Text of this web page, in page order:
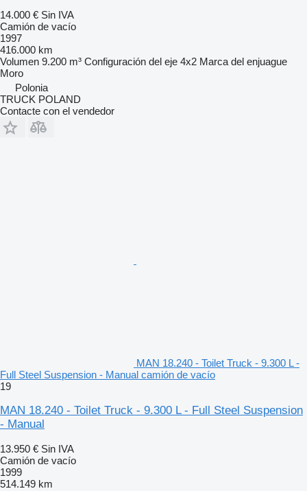
14.000 € Sin IVA
Camión de vacío
1997
416.000 km
Volumen 9.200 m³ Configuración del eje 4x2 Marca del enjuague
Moro
Polonia
TRUCK POLAND
Contacte con el vendedor
MAN 18.240 - Toilet Truck - 9.300 L -
Full Steel Suspension - Manual camión de vacío
19
MAN 18.240 - Toilet Truck - 9.300 L - Full Steel Suspension
- Manual
13.950 € Sin IVA
Camión de vacío
1999
514.149 km